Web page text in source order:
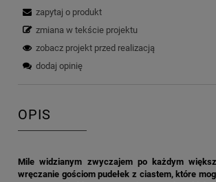
zapytaj o produkt
zmiana w tekście projektu
zobacz projekt przed realizacją
dodaj opinię
OPIS
Mile widzianym zwyczajem po każdym
wręczanie gościom pudełek z ciastem, które